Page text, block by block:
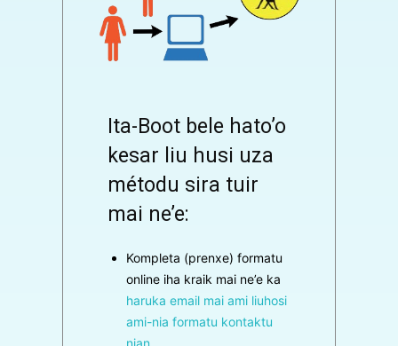
Ita-Boot bele hato’o
kesar liu husi uza
métodu sira tuir
mai ne’e:
Kompleta (prenxe) formatu
online iha kraik mai ne’e ka
haruka email mai ami liuhosi
ami-nia formatu kontaktu